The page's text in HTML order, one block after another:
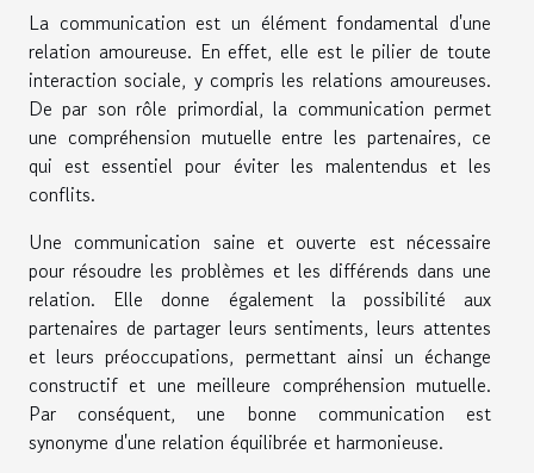
La communication est un élément fondamental d'une
relation amoureuse. En effet, elle est le pilier de toute
interaction sociale, y compris les relations amoureuses.
De par son rôle primordial, la communication permet
une compréhension mutuelle entre les partenaires, ce
qui est essentiel pour éviter les malentendus et les
conflits.
Une communication saine et ouverte est nécessaire
pour résoudre les problèmes et les différends dans une
relation. Elle donne également la possibilité aux
partenaires de partager leurs sentiments, leurs attentes
et leurs préoccupations, permettant ainsi un échange
constructif et une meilleure compréhension mutuelle.
Par conséquent, une bonne communication est
synonyme d'une relation équilibrée et harmonieuse.